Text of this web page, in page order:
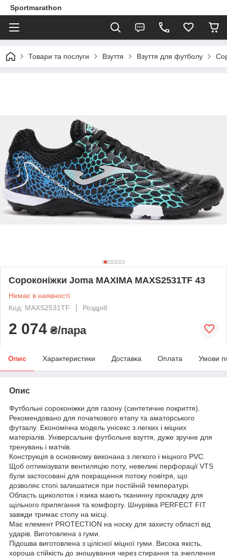
Sportmarathon
Товари та послуги Взуття Взуття для футболу
Сороконіжки Joma MAXIMA MAXS2531TF 43
Немає в наявності
Код: MAXS2531TF
Роздріб
2 074 ₴/пара
Опис Характеристики Доставка Оплата Умови
Опис
Футбольні сороконіжки для газону (синтетичне покриття).
Рекомендовано для початкового етапу та аматорського
футзалу. Економічна модель унісекс з легких і міцних
матеріалів. Універсальне футбольне взуття, дуже зручне для
тренувань і матчів.
Конструкція в основному виконана з легкого і міцного PVC.
Щоб оптимізувати вентиляцію поту, невеликі перфорації VTS
були застосовані для покращення потоку повітря, що
дозволяє стопі залишатися при постійній температурі.
Область щиколоток і язика мають тканинну прокладку для
щільного прилягання та комфорту. Шнурівка PERFECT FIT
завжди тримає стопу на місці.
Має елемент PROTECTION на носку для захисту області від
ударів. Виготовлена з гуми.
Підошва виготовлена з цілісної міцної гуми. Висока якість,
хороша стійкість до зношування через стирання та зчеплення